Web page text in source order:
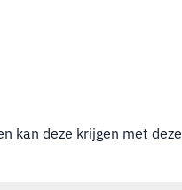
kan deze krijgen met deze